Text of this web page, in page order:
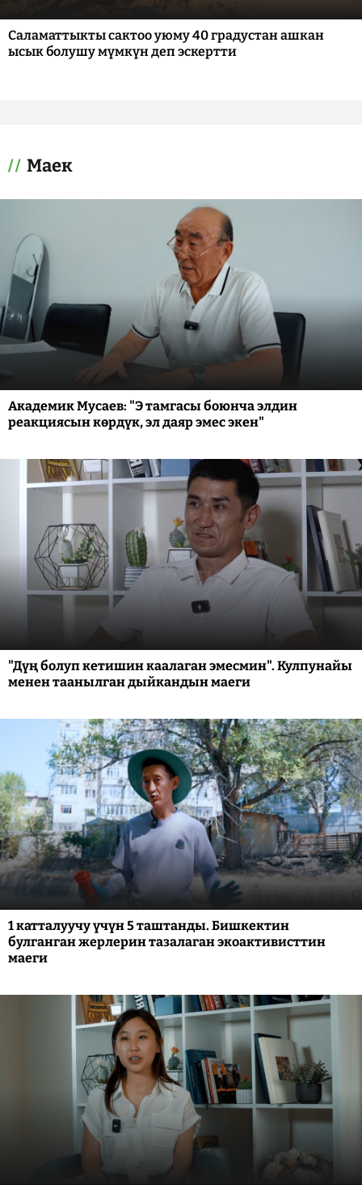
Саламаттыкты сактоо уюму 40 градустан ашкан
ысык болушу мүмкүн деп эскертти
Маек
Академик Мусаев: "Э тамгасы боюнча элдин
реакциясын көрдүк, эл даяр эмес экен"
"Дүң болуп кетишин каалаган эмесмин". Кулпунайы
менен таанылган дыйкандын маеги
1 катталуучу үчүн 5 таштанды. Бишкектин
булганган жерлерин тазалаган экоактивисттин
маеги